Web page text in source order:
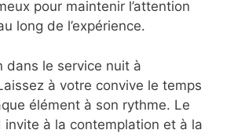
tandis qu’une portion trop
peut saturer le palais
harmonieuses.
représente un risque
la diversité des saveurs à